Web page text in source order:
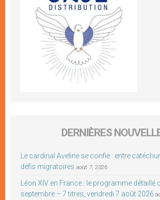
DERNIÈRES
Le cardinal Aveline se confie : entre
défis migratoires août 7, 2026
Léon XIV en France : le programme détaillé
septembre – 7 titres, vendredi 7 août 2026